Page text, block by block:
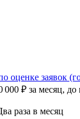
оценке заявок
000 ₽ за месяц, до
раза в месяц